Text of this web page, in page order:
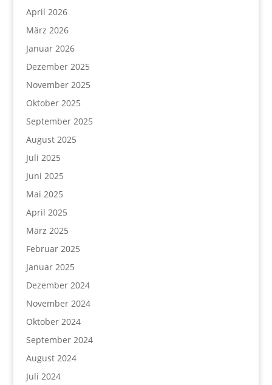
April 2026
März 2026
Januar 2026
Dezember 2025
November 2025
Oktober 2025
September 2025
August 2025
Juli 2025
Juni 2025
Mai 2025
April 2025
März 2025
Februar 2025
Januar 2025
Dezember 2024
November 2024
Oktober 2024
September 2024
August 2024
Juli 2024